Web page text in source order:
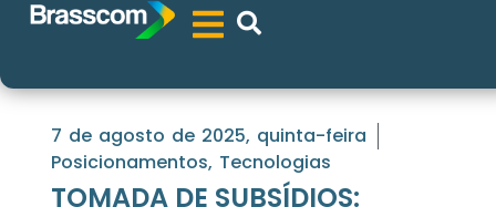
7 de agosto de 2025, quinta-feira
Posicionamentos, Tecnologias
TOMADA DE SUBSÍDIOS: